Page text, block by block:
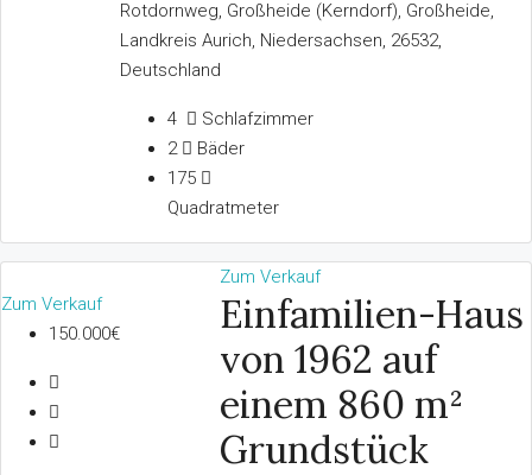
Rotdornweg, Großheide (Kerndorf), Großheide,
Landkreis Aurich, Niedersachsen, 26532,
Deutschland
4
Schlafzimmer
2
Bäder
175
Quadratmeter
Zum Verkauf
150.000€
Zum Verkauf
Einfamilien-Haus
von 1962 auf
einem 860 m²
Grundstück